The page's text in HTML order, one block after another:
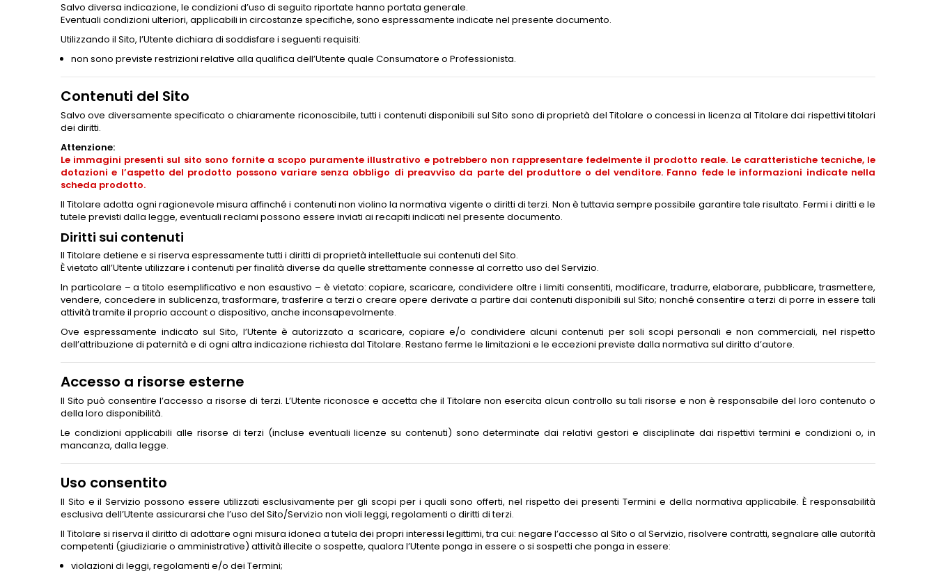
Salvo diversa indicazione, le condizioni d’uso di seguito riportate hanno portata generale.
Eventuali condizioni ulteriori, applicabili in circostanze specifiche, sono espressamente indicate nel presente documento.
Utilizzando il Sito, l’Utente dichiara di soddisfare i seguenti requisiti:
non sono previste restrizioni relative alla qualifica dell’Utente quale Consumatore o Professionista.
Contenuti del Sito
Salvo ove diversamente specificato o chiaramente riconoscibile, tutti i contenuti disponibili sul Sito sono di proprietà del Titolare o concessi in licenza al Titolare dai rispettivi titolari
dei diritti.
Attenzione:
Le immagini presenti sul sito sono fornite a scopo puramente illustrativo e potrebbero non rappresentare fedelmente il prodotto reale. Le caratteristiche tecniche, le
dotazioni e l’aspetto del prodotto possono variare senza obbligo di preavviso da parte del produttore o del venditore. Fanno fede le informazioni indicate nella
scheda prodotto.
Il Titolare adotta ogni ragionevole misura affinché i contenuti non violino la normativa vigente o diritti di terzi. Non è tuttavia sempre possibile garantire tale risultato. Fermi i diritti e le
tutele previsti dalla legge, eventuali reclami possono essere inviati ai recapiti indicati nel presente documento.
Diritti sui contenuti
Il Titolare detiene e si riserva espressamente tutti i diritti di proprietà intellettuale sui contenuti del Sito.
È vietato all’Utente utilizzare i contenuti per finalità diverse da quelle strettamente connesse al corretto uso del Servizio.
In particolare – a titolo esemplificativo e non esaustivo – è vietato: copiare, scaricare, condividere oltre i limiti consentiti, modificare, tradurre, elaborare, pubblicare, trasmettere,
vendere, concedere in sublicenza, trasformare, trasferire a terzi o creare opere derivate a partire dai contenuti disponibili sul Sito; nonché consentire a terzi di porre in essere tali
attività tramite il proprio account o dispositivo, anche inconsapevolmente.
Ove espressamente indicato sul Sito, l’Utente è autorizzato a scaricare, copiare e/o condividere alcuni contenuti per soli scopi personali e non commerciali, nel rispetto
dell’attribuzione di paternità e di ogni altra indicazione richiesta dal Titolare. Restano ferme le limitazioni e le eccezioni previste dalla normativa sul diritto d’autore.
Accesso a risorse esterne
Il Sito può consentire l’accesso a risorse di terzi. L’Utente riconosce e accetta che il Titolare non esercita alcun controllo su tali risorse e non è responsabile del loro contenuto o
della loro disponibilità.
Le condizioni applicabili alle risorse di terzi (incluse eventuali licenze su contenuti) sono determinate dai relativi gestori e disciplinate dai rispettivi termini e condizioni o, in
mancanza, dalla legge.
Uso consentito
Il Sito e il Servizio possono essere utilizzati esclusivamente per gli scopi per i quali sono offerti, nel rispetto dei presenti Termini e della normativa applicabile. È responsabilità
esclusiva dell’Utente assicurarsi che l’uso del Sito/Servizio non violi leggi, regolamenti o diritti di terzi.
Il Titolare si riserva il diritto di adottare ogni misura idonea a tutela dei propri interessi legittimi, tra cui: negare l’accesso al Sito o al Servizio, risolvere contratti, segnalare alle autorità
competenti (giudiziarie o amministrative) attività illecite o sospette, qualora l’Utente ponga in essere o si sospetti che ponga in essere:
violazioni di leggi, regolamenti e/o dei Termini;